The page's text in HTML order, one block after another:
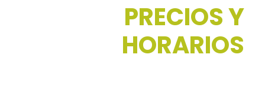
PRECIOS Y
HORARIOS